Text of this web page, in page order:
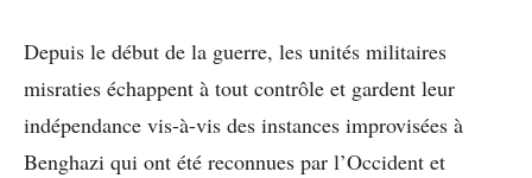
Depuis le début de la guerre, les unités militaires
misraties échappent à tout contrôle et gardent leur
indépendance vis-à-vis des instances improvisées à
Benghazi qui ont été reconnues par l’Occident et